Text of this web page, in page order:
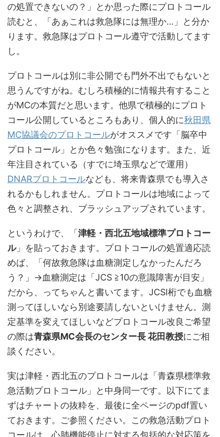
の処置できないの？」とか思った際にプロトコール
読むと、「あぁこれは救急隊には無理か…」と分か
ります。救急隊はプロトコール遵守で活動してます
し。
プロトコールは別に非公開でも門外不出でもないと
思うんですがね。むしろ積極的に情報共有すること
がMCの本質だと思います。他県で積極的にプロト
コール公開しているところもあり、個人的に秋田県
MC協議会のプロトコールがオススメです「脳卒中
プロトコール」とか色々勉強になります。また、近
年注目されている（すでに埼玉県などで運用）
DNARプロトコールなども、将来青森県でも導入さ
れるかもしれません。プロトコールは地域によって
色々と調整され、ブラッシュアップされています。
というわけで、「 津軽・西北五地域標準プロトコー
ル」を貼っておきます。プロトコールの処置適応読
めば、「何故救急隊は血糖測定しなかったんだろ
う？」→血糖測定は「JCS ≧10の意識障害が目安」
だから、ってちゃんと書いてます。JCSⅠ桁でも血糖
測ってほしいなら別途要請しないといけません。測
定基準を変えてほしいなどプロトコール改良ご希望
の際は青森県MC会長のセンター長 花田教授にご相
談ください。
実は津軽・西北五のプロトコールは「青森県標準救
急活動プロトコール」と中身同一です。以下にてま
ずはチャートの抜粋を、最後に全ページのpdf置い
ておきます。ご参照ください。この救急活動プロト
コールは、心肺機能停止に対する包括的な対応策を